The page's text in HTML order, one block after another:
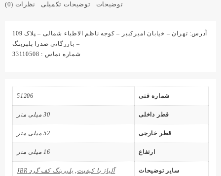
توضیحات توضیحات تکمیلی نظرات (0)
آدرس: تهران – خیابان امیرکبیر – کوجه ناظم الاطباء شمالی – پلاک 109
– بازرگانی صدرا بلبرینگ
شماره تماس : 33110508
شماره فنی 51206
قطر داخلی 30 میلی متر
قطر خارجی 52 میلی متر
ارتفاع 16 میلی متر
سایر توضیحات آلیاژ با کیفیت
بلبرینگ کف گرد JBR